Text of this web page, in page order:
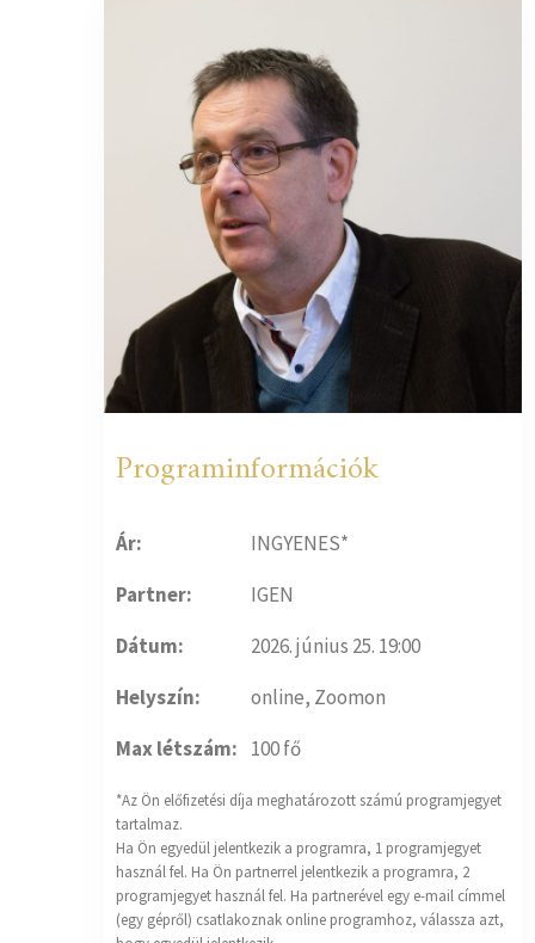
Programinformációk
Ár:
INGYENES*
Partner:
IGEN
Dátum:
2026. június 25. 19:00
Helyszín:
online, Zoomon
Max létszám: 100 fő
*Az Ön előfizetési díja meghatározott számú programjegyet
tartalmaz.
Ha Ön egyedül jelentkezik a programra, 1 programjegyet
használ fel. Ha Ön partnerrel jelentkezik a programra, 2
programjegyet használ fel. Ha partnerével egy e-mail címmel
(egy gépről) csatlakoznak online programhoz, válassza azt,